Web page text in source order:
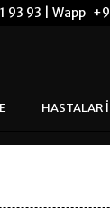
93 93 | Wapp
HASTALAR